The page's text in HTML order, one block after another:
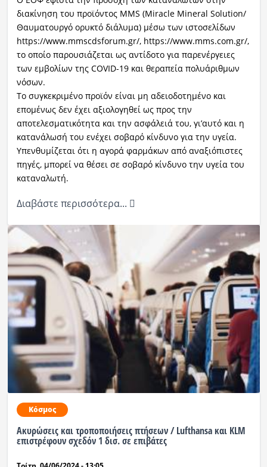
διακίνηση του προϊόντος MMS (Miracle Mineral Solution/
Θαυματουργό ορυκτό διάλυμα) μέσω των ιστοσελίδων
https://www.mmscdsforum.gr/, https://www.mms.com.gr/,
το οποίο παρουσιάζεται ως αντίδοτο για παρενέργειες
των εμβολίων της COVID-19 και θεραπεία πολυάριθμων
νόσων.
Το συγκεκριμένο προϊόν είναι μη αδειοδοτημένο και
επομένως δεν έχει αξιολογηθεί ως προς την
αποτελεσματικότητα και την ασφάλειά του, γι’αυτό και η
κατανάλωσή του ενέχει σοβαρό κίνδυνο για την υγεία.
Υπενθυμίζεται ότι η αγορά φαρμάκων από αναξιόπιστες
πηγές, μπορεί να θέσει σε σοβαρό κίνδυνο την υγεία του
καταναλωτή.
Διαβάστε περισσότερα...
Κόσμος
Ακυρώσεις και τροποποιήσεις πτήσεων / Lufthansa και KLM
επιστρέφουν σχεδόν 1 δισ. σε επιβάτες